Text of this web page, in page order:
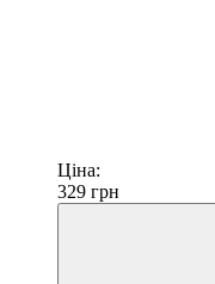
Ціна:
329 грн